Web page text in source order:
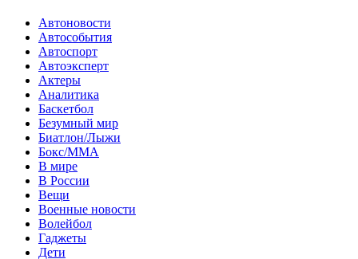
Автоновости
Автособытия
Автоспорт
Автоэксперт
Актеры
Аналитика
Баскетбол
Безумный мир
Биатлон/Лыжи
Бокс/MMA
В мире
В России
Вещи
Военные новости
Волейбол
Гаджеты
Дети